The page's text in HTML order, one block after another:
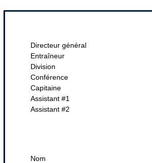
Directeur général
Entraîneur
Division
Conférence
Capitaine
Assistant #1
Assistant #2
Nom